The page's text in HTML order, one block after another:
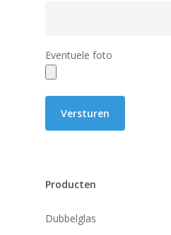
Eventuele foto
Producten
Dubbelglas